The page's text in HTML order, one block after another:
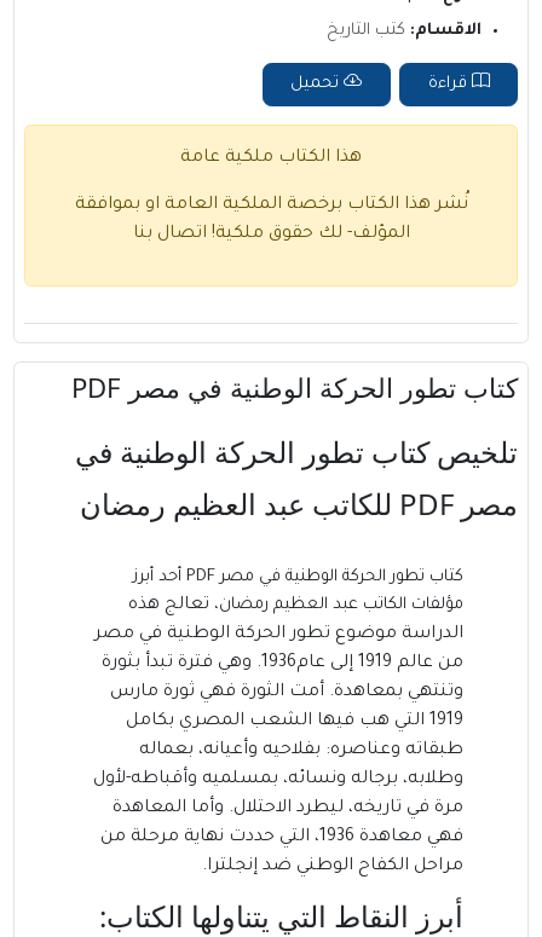
الاقسام: كتب التاريخ
قراءة تحميل
هذا الكتاب ملكية عامة
نُشر هذا الكتاب برخصة الملكية العامة او بموافقة
المؤلف- لك حقوق ملكية! اتصال بنا
كتاب تطور الحركة الوطنية في مصر PDF
تلخيص كتاب تطور الحركة الوطنية في
مصر PDF
للكاتب عبد العظيم رمضان
كتاب تطور الحركة الوطنية في مصر PDF أحد أبرز
مؤلفات الكاتب عبد العظيم رمضان، تعالج هذه
الدراسة موضوع تطور الحركة الوطنية في مصر
من عالم 1919 إلى عام1936. وهي فترة تبدأ بثورة
وتنتهي بمعاهدة. أمت الثورة فهي ثورة مارس
1919 التي هب فيها الشعب المصري بكامل
طبقاته وعناصره: بفلاحيه وأعيانه، بعماله
وطلابه، برجاله ونسائه، بمسلميه وأقباطه-لأول
مرة في تاريخه، ليطرد الاحتلال. وأما المعاهدة
فهي معاهدة 1936، التي حددت نهاية مرحلة من
مراحل الكفاح الوطني ضد إنجلترا.
أبرز النقاط التي يتناولها الكتاب: